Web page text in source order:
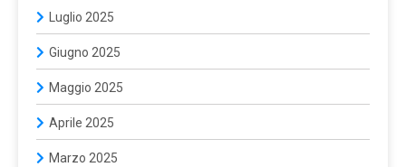
Luglio 2025
Giugno 2025
Maggio 2025
Aprile 2025
Marzo 2025